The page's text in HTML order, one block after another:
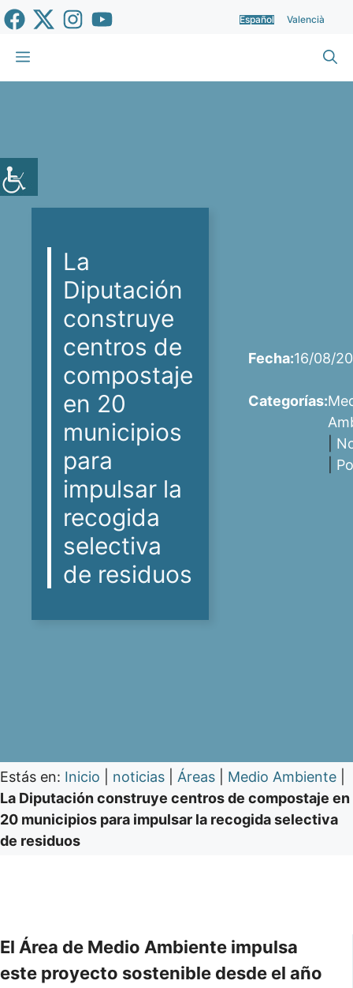
Saltar
al
contenido
Español Valencià
Menú
La
Diputación
construye
centros de
compostaje
en 20
municipios
para
impulsar la
recogida
selectiva
de residuos
Fecha:16/08/
Categorías:
Estás en: Inicio noticias Áreas Medio Ambiente
La Diputación construye centros de compostaje en
20 municipios para impulsar la recogida selectiva
de residuos
El Área de Medio Ambiente impulsa
este proyecto sostenible desde el año